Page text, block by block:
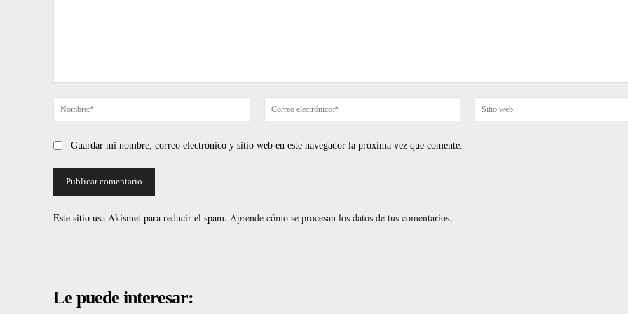
Nombre:*
Correo
electrónico:*
Guardar mi nombre, correo electrónico y sitio web en este navegador la próxima vez que comente.
Este sitio usa Akismet para reducir el spam. Aprende cómo se procesan los datos de tus comentarios.
Le puede interesar: